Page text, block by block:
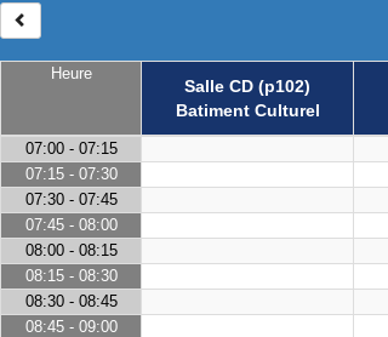
Heure
Salle CD (p102)
Batiment Culturel
07:00 - 07:15
07:15 - 07:30
07:30 - 07:45
07:45 - 08:00
08:00 - 08:15
08:15 - 08:30
08:30 - 08:45
08:45 - 09:00